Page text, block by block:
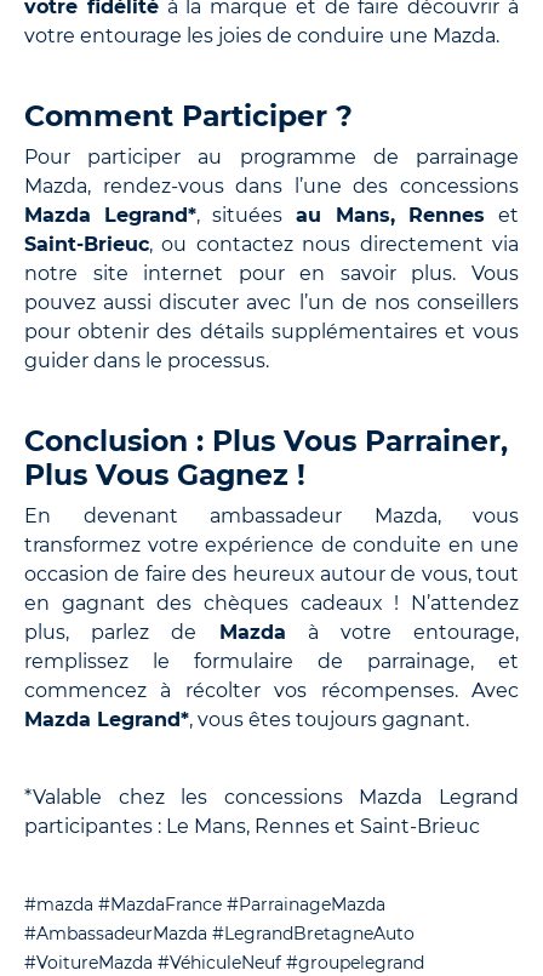
votre fidélitéà la marque et de faire découvrir à
votre entourage les joies de conduire une Mazda.
Comment Participer ?
Pour participer au programme de parrainage
Mazda, rendez-vous dans l’une des concessions
Mazda
Legrand*, situéesau Mans, Rennes et
Saint-Brieuc, ou contactez nous directement via
notre site internet pour en savoir plus. Vous
pouvez aussi discuter avec l’un de nos conseillers
pour obtenir des détails supplémentaires et vous
guider dans le processus.
Conclusion : Plus Vous Parrainer,
Plus Vous Gagnez !
En devenant ambassadeur Mazda, vous
transformez votre expérience de conduite en une
occasion de faire des heureux autour de vous, tout
en gagnant des chèques cadeaux ! N’attendez
plus, parlez de
Mazda à votre entourage,
remplissez le formulaire de parrainage, et
commencez à récolter vos récompenses. Avec
Mazda Legrand*, vous êtes toujours gagnant.
*Valable chez les concessions Mazda Legrand
participantes : Le Mans, Rennes et Saint-Brieuc
#mazda #MazdaFrance #ParrainageMazda
#AmbassadeurMazda #LegrandBretagneAuto
#VoitureMazda #VéhiculeNeuf #groupelegrand